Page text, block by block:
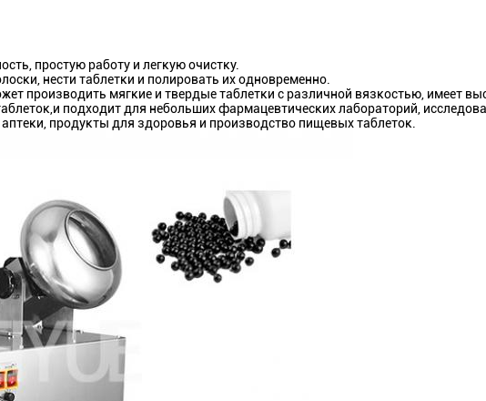
простую работу и легкую очистку.
нести таблетки и полировать их одновременно.
производить мягкие и твердые таблетки с различной вязкостью, имеет
подходит для небольших фармацевтических лабораторий,
продукты для здоровья и производство пищевых таблеток.